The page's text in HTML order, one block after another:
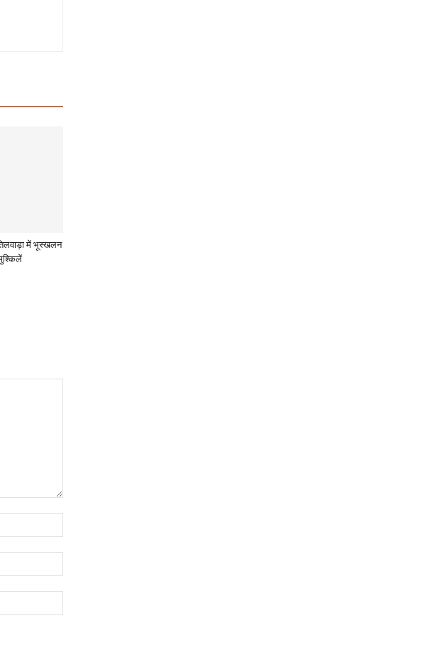
तिलवाड़ा में भूस्खलन